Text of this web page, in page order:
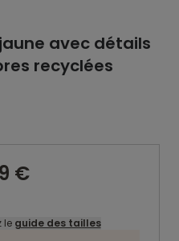
avec détails
recyclées
€
le guide des tailles